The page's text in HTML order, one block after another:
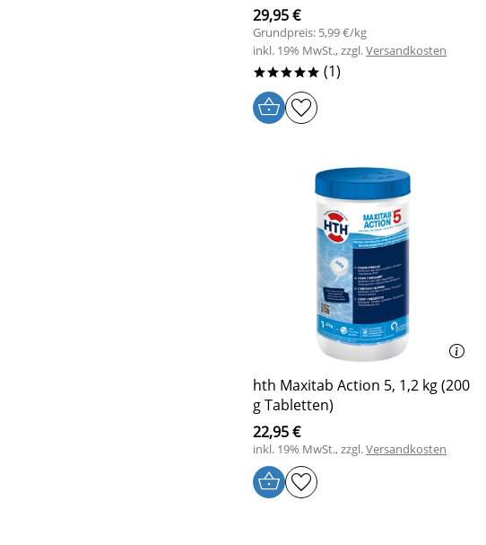
29,95 €
Grundpreis: 5,99 €/kg
inkl. 19% MwSt., zzgl.Versandkosten
***** (1)
hth Maxitab Action 5, 1,2 kg (200
g Tabletten)
22,95 €
inkl. 19% MwSt., zzgl.Versandkosten